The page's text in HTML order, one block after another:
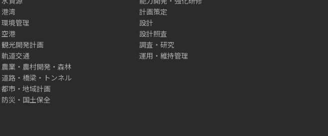
港湾
環境管理
空港
観光開発計画
軌道交通
農業・農村開発・森林
道路・橋梁・トンネル
都市・地域計画
防災・国土保全
計画策定
設計
設計照査
調査・研究
運用・維持管理